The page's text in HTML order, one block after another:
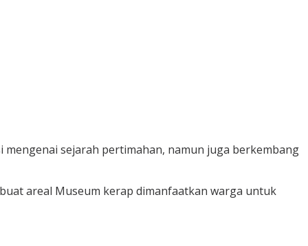
sejarah pertimahan, namun juga berkembang
areal Museum kerap dimanfaatkan warga untuk